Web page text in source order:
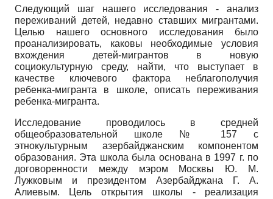
Следующий шаг нашего исследования - анализ
переживаний детей, недавно ставших мигрантами.
Целью нашего основного исследования было
проанализировать, каковы необходимые условия
вхождения детей-мигрантов в новую
социокультурную среду, найти, что выступает в
качестве ключевого фактора неблагополучия
ребенка-мигранта в школе, описать переживания
ребенка-мигранта.
Исследование проводилось в средней
общеобразовательной школе № 157 с
этнокультурным азербайджанским компонентом
образования. Эта школа была основана в 1997 г. по
договоренности между мэром Москвы Ю. М.
Лужковым и президентом Азербайджана Г. А.
Алиевым. Цель открытия школы - реализация